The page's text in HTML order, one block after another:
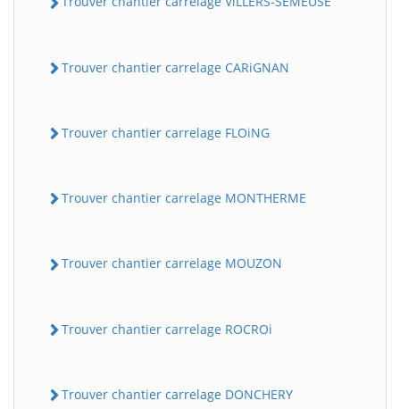
Trouver chantier carrelage CARiGNAN
Trouver chantier carrelage FLOiNG
Trouver chantier carrelage MONTHERME
Trouver chantier carrelage MOUZON
Trouver chantier carrelage ROCROi
Trouver chantier carrelage DONCHERY